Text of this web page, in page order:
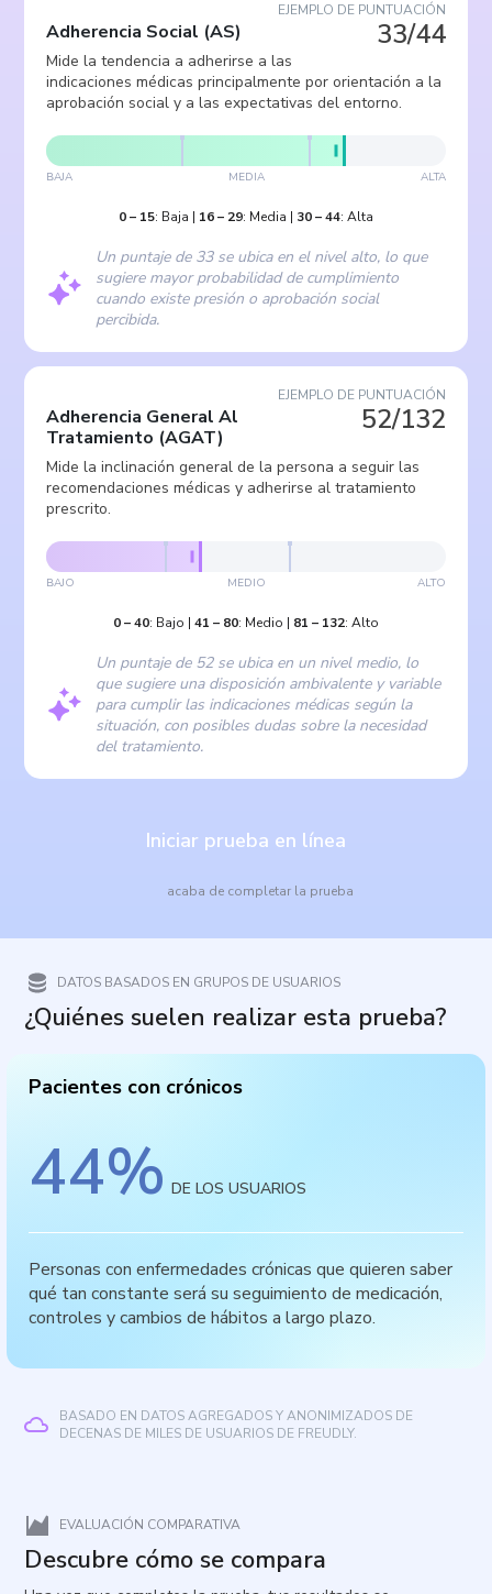
EJEMPLO DE PUNTUACIÓN
33/44
Adherencia Social (AS)
Mide la tendencia a adherirse a las
indicaciones médicas principalmente por orientación a la
aprobación social y a las expectativas del entorno.
BAJA MEDIA ALTA
0– 15: Baja | 16– 29: Media | 30–44: Alta
Un puntaje de 33 se ubica en el nivel alto, lo que
sugiere mayor probabilidad de cumplimiento
cuando existe presión o aprobación social
percibida.
EJEMPLO DE PUNTUACIÓN
52/132
Adherencia General Al
Tratamiento (AGAT)
Mide la inclinación general de la persona a seguir las
recomendaciones médicas y adherirse al tratamiento
prescrito.
BAJO MEDIO ALTO
0–40: Bajo | 41 – 80: Medio | 81 – 132: Alto
Un puntaje de 52 se ubica en un nivel medio, lo
que sugiere una disposición ambivalente y variable
para cumplir las indicaciones médicas según la
situación, con posibles dudas sobre la necesidad
del tratamiento.
Iniciar prueba en línea
acaba de completar la prueba
DATOS BASADOS EN GRUPOS DE USUARIOS
¿Quiénes suelen realizar esta prueba?
Pacientes con crónicos
44% DE LOS USUARIOS
Personas con enfermedades crónicas que quieren saber
qué tan constante será su seguimiento de medicación,
controles y cambios de hábitos a largo plazo.
BASADO EN DATOS AGREGADOS Y ANONIMIZADOS DE
DECENAS DE MILES DE USUARIOS DE FREUDLY.
EVALUACIÓN COMPARATIVA
Descubre cómo se compara